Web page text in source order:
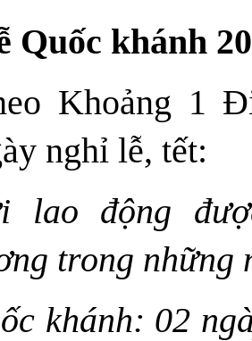
Quốc khánh
Khoảng 1
nghỉ lễ, tết:
lao động
trong những
khánh: 02